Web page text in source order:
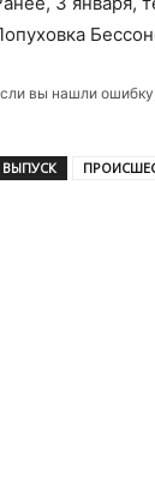
вы нашли
ВЫПУСК